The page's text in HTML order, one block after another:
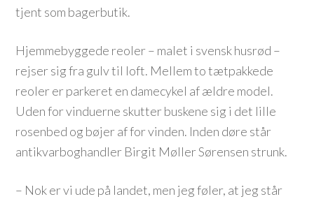
tjent som bagerbutik.
Hjemmebyggede reoler – malet i svensk husrød –
rejser sig fra gulv til loft. Mellem to tætpakkede
reoler er parkeret en damecykel af ældre model.
Uden for vinduerne skutter buskene sig i det lille
rosenbed og bøjer af for vinden. Inden døre står
antikvarboghandler Birgit Møller Sørensen strunk.
– Nok er vi ude på landet, men jeg føler, at jeg står